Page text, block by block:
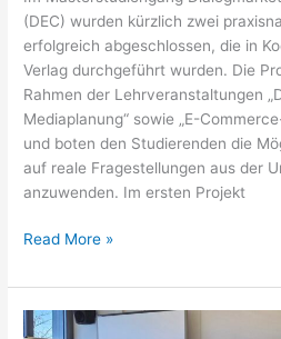
(DEC) wurden kürzlich zwei
erfolgreich abgeschlossen, die in
Verlag durchgeführt wurden. Die
Rahmen der Lehrveranstaltungen
Mediaplanung“ sowie „E-
und boten den Studierenden die
auf reale Fragestellungen aus der
anzuwenden. Im ersten Projekt
Erfolgreicher
der
Vorlesungsprojekte
Read More »